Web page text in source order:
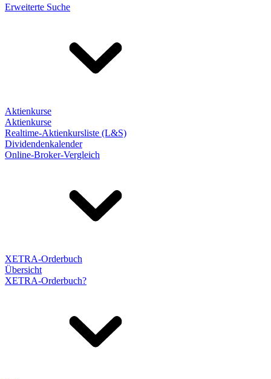
Erweiterte Suche
Aktienkurse
Aktienkurse
Realtime-Aktienkursliste (L&S)
Dividendenkalender
Online-Broker-Vergleich
XETRA-Orderbuch
Übersicht
XETRA-Orderbuch?